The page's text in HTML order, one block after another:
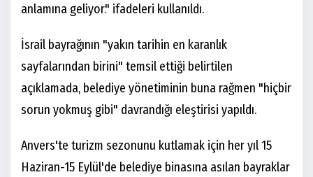
anlamına geliyor." ifadeleri kullanıldı.
İsrail bayrağının "yakın tarihin en karanlık
sayfalarından birini" temsil ettiği belirtilen
açıklamada, belediye yönetiminin buna rağmen "hiçbir
sorun yokmuş gibi" davrandığı eleştirisi yapıldı.
Anvers'te turizm sezonunu kutlamak için her yıl 15
Haziran-15 Eylül'de belediye binasına asılan bayraklar